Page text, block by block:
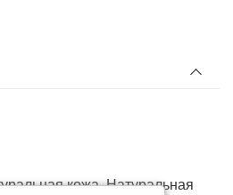
кожа, Натуральная